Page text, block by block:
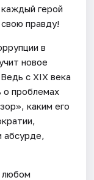
герой
правду!
в
новое
с XIX века
о проблемах
каким его
абсурде,
любом